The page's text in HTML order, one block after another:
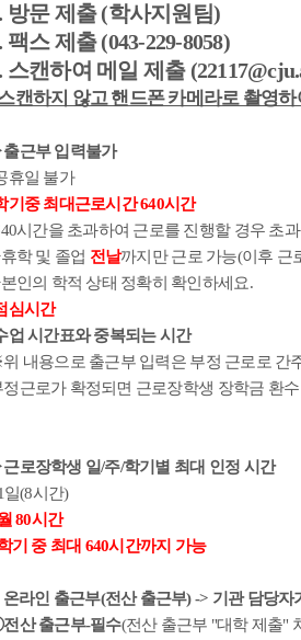
방문 제출(학사지원팀)
팩스 제출(043-229-8058)
스캔하여 메일 제출
캔하지 않고 핸드폰 카메라로 촬영
출근부 입력불가
휴일 불가
기중 최대근로시간640시간
시간을 초과하여 근로를 진행할 경우 초
휴학 및 졸업 전날까지만 근로 가능(이후 근
본인의 학적 상태 정확히 확인하세요.
심시간
업 시간표와 중복되는 시간
위 내용으로 출근부 입력은 부정 근로로 간
정근로가 확정되면 근로장학생 장학금 환
근로장학생 일/주/학기별 최대 인정 시간
일(8시간)
80시간
기 중 최대 640시간까지 가능
온라인 출근부(전산 출근부) -> 기관 담당자
전산 출근부-필수(전산 출근부 "대학 제출"